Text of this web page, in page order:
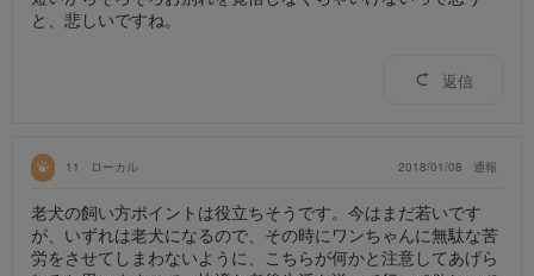
と、悲しいですね。
返信
11 ローカル 2018/01/08 通報
老犬の飼い方ポイントは役立ちそうです。今はまだ若いです
が、いずれは老犬になるので、その時にワンちゃんに無駄な苦
労をさせてしまわないように、こちらが何かと注意してあげら